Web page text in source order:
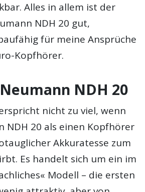
Alles in allem ist der
NDH 20 gut,
für meine Ansprüche
Kopfhörer.
NDH 20
nicht zu viel, wenn
NDH 20 als einen Kopfhörer
Akkuratesse zum
Es handelt sich um ein im
Modell – die ersten